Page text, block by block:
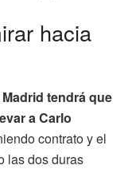
hacia
Madrid tendrá que
a Carlo
contrato y el
las dos duras